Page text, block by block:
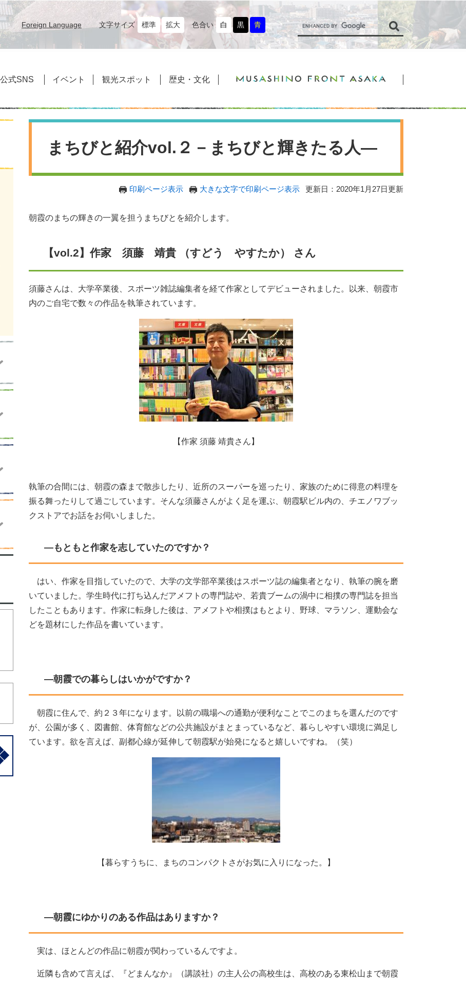
Foreign Language 文字サイズ 標準 拡大 色合い 白 黒 青
o
o
g
タ
ム
式SNS イベント 観光スポット 歴史・文化
本
まちびと紹介vol.２－まちびと輝きたる人―
印刷ページ表示 大きな文字で印刷ページ表示 更新日：2020年1月27日更新
朝霞のまちの輝きの一翼を担うまちびとを紹介します。
【vol.2】作家 須藤 靖貴 （すどう やすたか） さん
須藤さんは、大学卒業後、スポーツ雑誌編集者を経て作家としてデビューされました。以来、朝霞市
内のご自宅で数々の作品を執筆されています。
【作家 須藤 靖貴さん】
執筆の合間には、朝霞の森まで散歩したり、近所のスーパーを巡ったり、家族のために得意の料理を
振る舞ったりして過ごしています。そんな須藤さんがよく足を運ぶ、朝霞駅ビル内の、チエノワブッ
クストアでお話をお伺いしました。
―もともと作家を志していたのですか？
はい、作家を目指していたので、大学の文学部卒業後はスポーツ誌の編集者となり、執筆の腕を磨
いていました。学生時代に打ち込んだアメフトの専門誌や、若貴ブームの渦中に相撲の専門誌を担当
したこともあります。作家に転身した後は、アメフトや相撲はもとより、野球、マラソン、運動会な
どを題材にした作品を書いています。
―朝霞での暮らしはいかがですか？
朝霞に住んで、約２３年になります。以前の職場への通勤が便利なことでこのまちを選んだのです
が、公園が多く、図書館、体育館などの公共施設がまとまっているなど、暮らしやすい環境に満足し
ています。欲を言えば、副都心線が延伸して朝霞駅が始発になると嬉しいですね。（笑）
【暮らすうちに、まちのコンパクトさがお気に入りになった。】
―朝霞にゆかりのある作品はありますか？
実は、ほとんどの作品に朝霞が関わっているんですよ。
近隣も含めて言えば、『どまんなか』（講談社）の主人公の高校生は、高校のある東松山まで朝霞